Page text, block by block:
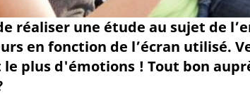
réaliser une étude au sujet de
en fonction de l’écran utilisé.
plus d'émotions ! Tout bon